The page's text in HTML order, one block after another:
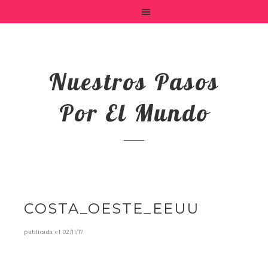
Nuestros Pasos
Por El Mundo
COSTA_OESTE_EEUU
publicada el 02/11/17